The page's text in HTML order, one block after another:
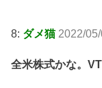
8: ダメ猫 2022/
全米株式かな。